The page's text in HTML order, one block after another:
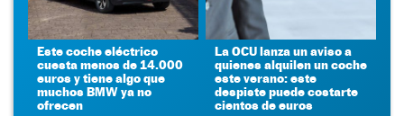
Este coche eléctrico
cuesta menos de 14.000
euros y tiene algo que
muchos BMW ya no
ofrecen
La OCU lanza un aviso a
quienes alquilen un coche
este verano: este
despiste puede costarte
cientos de euros